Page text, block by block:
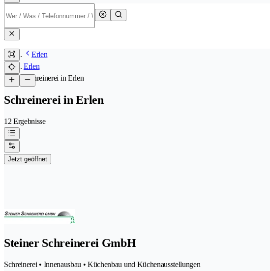
Erlen
Erlen
/Schreinerei in Erlen
Schreinerei in Erlen
12 Ergebnisse
Jetzt geöffnet
Steiner Schreinerei GmbH
Schreinerei • Innenausbau • Küchenbau und Küchenausstellungen